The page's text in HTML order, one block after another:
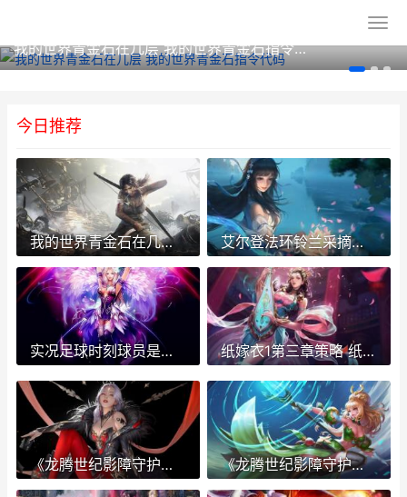
我的世界青金石在几层 我的世界青金石指令代码
今日推荐
我的世界青金石在几层 我的世界青金石指令代码 艾尔登法环铃兰采摘工的铃珠收集策略 艾尔登法环铃兰无限购买
实况足球时刻球员是永久的吗 实况足球时刻球员退场补偿 纸嫁衣1第三章策略 纸嫁衣1第三章通关攻略
《龙腾世纪影障守护者》有哪些阵营 龙腾世纪影界 《龙腾世纪影障守护者》模式实机示范 龙腾世纪视频